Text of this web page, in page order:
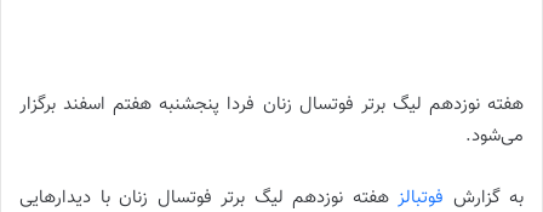
هفته نوزدهم لیگ برتر فوتسال زنان فردا پنجشنبه هفتم اسفند برگزار
می‌شود.
به گزارش فوتبالز هفته نوزدهم لیگ برتر فوتسال زنان با دیدارهایی